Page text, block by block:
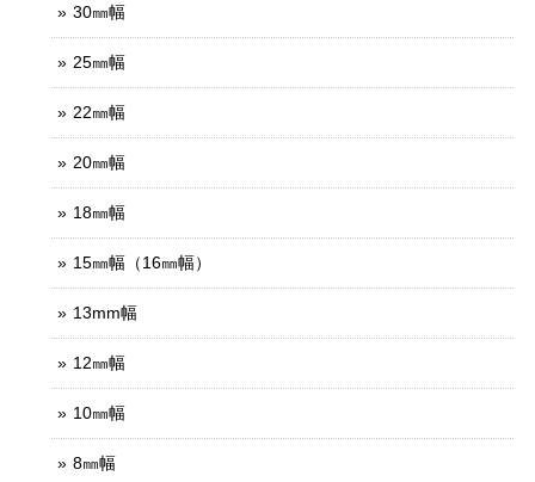
30㎜幅
25㎜幅
22㎜幅
20㎜幅
18㎜幅
15㎜幅（16㎜幅）
13mm幅
12㎜幅
10㎜幅
8㎜幅